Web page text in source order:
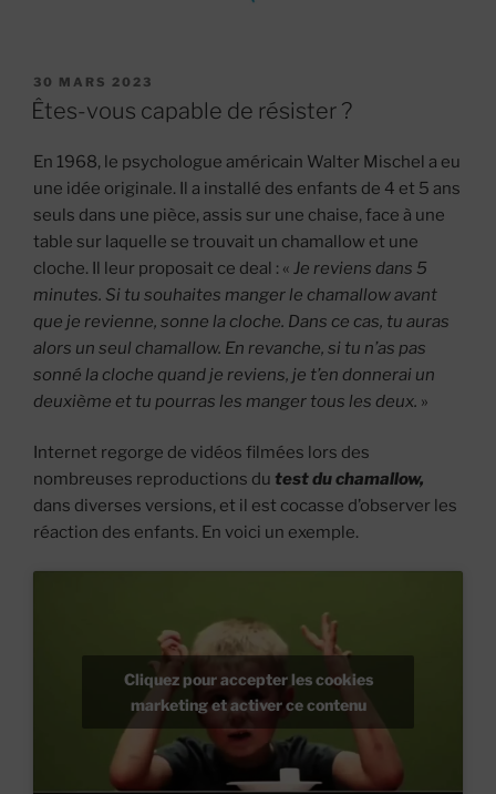
PUBLIÉ
LE
30 MARS 2023
Êtes-vous capable de résister ?
En 1968, le psychologue américain Walter Mischel a eu
une idée originale. Il a installé des enfants de 4 et 5 ans
seuls dans une pièce, assis sur une chaise, face à une
table sur laquelle se trouvait un chamallow et une
cloche. Il leur proposait ce deal : « Je reviens dans 5
minutes. Si tu souhaites manger le chamallow avant
que je revienne, sonne la cloche. Dans ce cas, tu auras
alors un seul chamallow. En revanche, si tu n’as pas
sonné la cloche quand je reviens, je t’en donnerai un
deuxième et tu pourras les manger tous les deux. »
Internet regorge de vidéos filmées lors des
nombreuses reproductions du test du chamallow,
dans diverses versions, et il est cocasse d’observer les
réaction des enfants. En voici un exemple.
Cliquez pour accepter les cookies
marketing et activer ce contenu